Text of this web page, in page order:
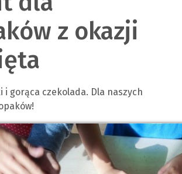
z okazji
i gorąca czekolada. Dla naszych